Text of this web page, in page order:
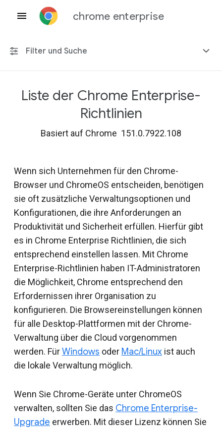
chrome enterprise
Filter und Suche
Alle Plattformen
Einschließlich eingestellter Richtlinien
Liste der Chrome Enterprise-
Richtlinien
Basiert auf Chrome 151.0.7922.108
Wenn sich Unternehmen für den Chrome-
Browser und ChromeOS entscheiden, benötigen
sie oft zusätzliche Verwaltungsoptionen und
Konfigurationen, die ihre Anforderungen an
Produktivität und Sicherheit erfüllen. Hierfür gibt
es in Chrome Enterprise Richtlinien, die sich
entsprechend einstellen lassen. Mit Chrome
Enterprise-Richtlinien haben IT-Administratoren
die Möglichkeit, Chrome entsprechend den
Erfordernissen ihrer Organisation zu
konfigurieren. Die Browsereinstellungen können
für alle Desktop-Plattformen mit der Chrome-
Verwaltung über die Cloud vorgenommen
werden. FürWindows oder Mac/Linux ist auch
die lokale Verwaltung möglich.
Wenn Sie Chrome-Geräte unter ChromeOS
verwalten, sollten Sie das Chrome Enterprise-
Upgrade erwerben. Mit dieser Lizenz können Sie